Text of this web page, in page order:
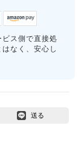
ス側で直接処
なく、安心し
送る